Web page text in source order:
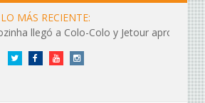
LO MÁS RECIENTE:
Autos y fútbol: Vozinha llegó a Colo-Colo y Jetour aprovechó los flashes
Twitter FacebookYouTubeInstagram